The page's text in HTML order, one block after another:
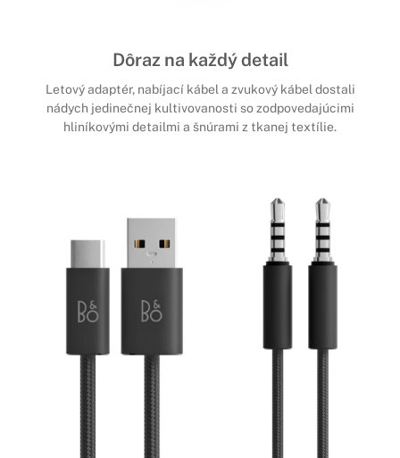
Dôraz na každý detail
Letový adaptér, nabíjací kábel a zvukový kábel dostali
nádych jedinečnej kultivovanosti so zodpovedajúcimi
hliníkovými detailmi a šnúrami z tkanej textílie.